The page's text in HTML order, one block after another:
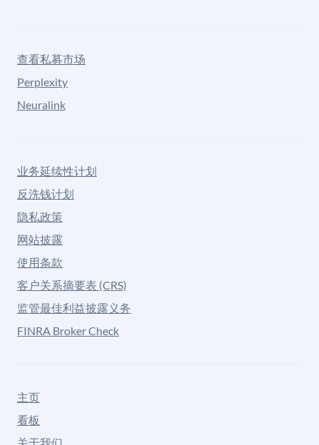
查看私募市场
Perplexity
Neuralink
业务延续性计划
反洗钱计划
隐私政策
网站披露
使用条款
客户关系摘要表 (CRS)
监管最佳利益披露义务
FINRA Broker Check
主页
看板